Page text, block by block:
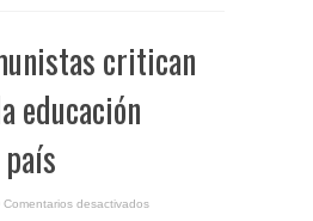
y
al
convenio
critican
educación
Comentarios desactivados